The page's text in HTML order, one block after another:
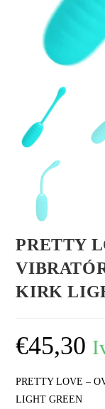
PRETTY
KIRK
€45,30
PRETTY LOVE –
LIGHT GREEN